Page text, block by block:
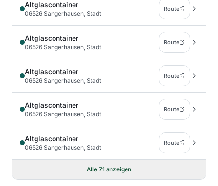
Altglascontainer
06526 Sangerhausen, Stadt
Route
Altglascontainer
06526 Sangerhausen, Stadt
Route
Altglascontainer
06526 Sangerhausen, Stadt
Route
Altglascontainer
06526 Sangerhausen, Stadt
Route
Altglascontainer
06526 Sangerhausen, Stadt
Route
Alle 71 anzeigen